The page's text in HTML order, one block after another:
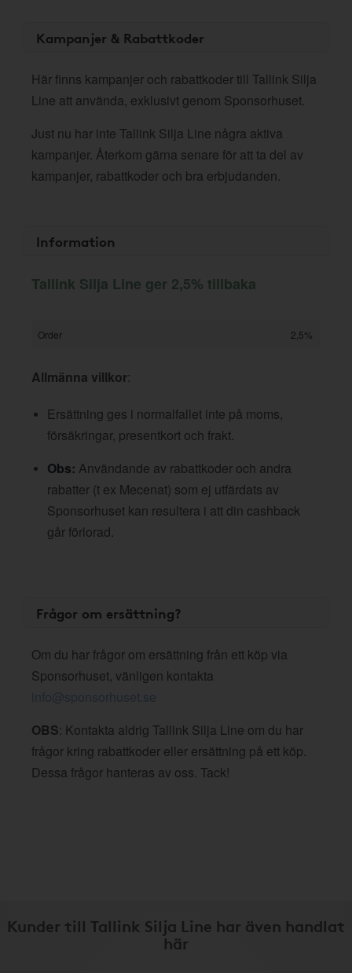
Kampanjer & Rabattkoder
Här finns kampanjer och rabattkoder till Tallink Silja
Line att använda, exklusivt genom Sponsorhuset.
Just nu har inte Tallink Silja Line några aktiva
kampanjer. Återkom gärna senare för att ta del av
kampanjer, rabattkoder och bra erbjudanden.
Information
Tallink Silja Line ger 2,5% tillbaka
Order 2,5%
Allmänna villkor:
Ersättning ges i normalfallet inte på moms,
försäkringar, presentkort och frakt.
Obs: Användande av rabattkoder och andra
rabatter (t ex Mecenat) som ej utfärdats av
Sponsorhuset kan resultera i att din cashback
går förlorad.
Frågor om ersättning?
Om du har frågor om ersättning från ett köp via
Sponsorhuset, vänligen kontakta
info@sponsorhuset.se
OBS: Kontakta aldrig Tallink Silja Line om du har
frågor kring rabattkoder eller ersättning på ett köp.
Dessa frågor hanteras av oss. Tack!
Kunder till Tallink Silja Line har även handlat
här